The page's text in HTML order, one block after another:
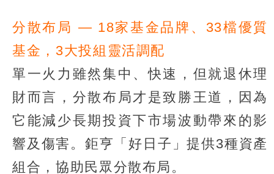
分散布局 — 18家基金品牌、33檔優質
基金，3大投組靈活調配
單一火力雖然集中、快速，但就退休理
財而言，分散布局才是致勝王道，因為
它能減少長期投資下市場波動帶來的影
響及傷害。鉅亨「好日子」提供3種資產
組合，協助民眾分散布局。